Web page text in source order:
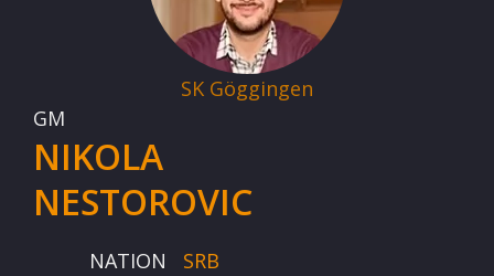
SK Göggingen
GM
NIKOLA
NESTOROVIC
NATION
SRB